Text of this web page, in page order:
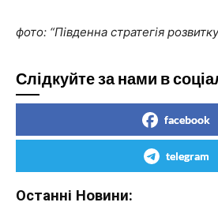
фото: “Південна стратегія
Слідкуйте за нами в
facebook
telegram
Останні Новини: